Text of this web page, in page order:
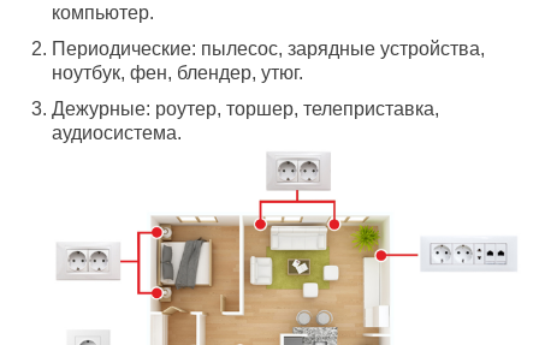
компьютер.
Периодические: пылесос, зарядные устройства,
ноутбук, фен, блендер, утюг.
Дежурные: роутер, торшер, телеприставка,
аудиосистема.